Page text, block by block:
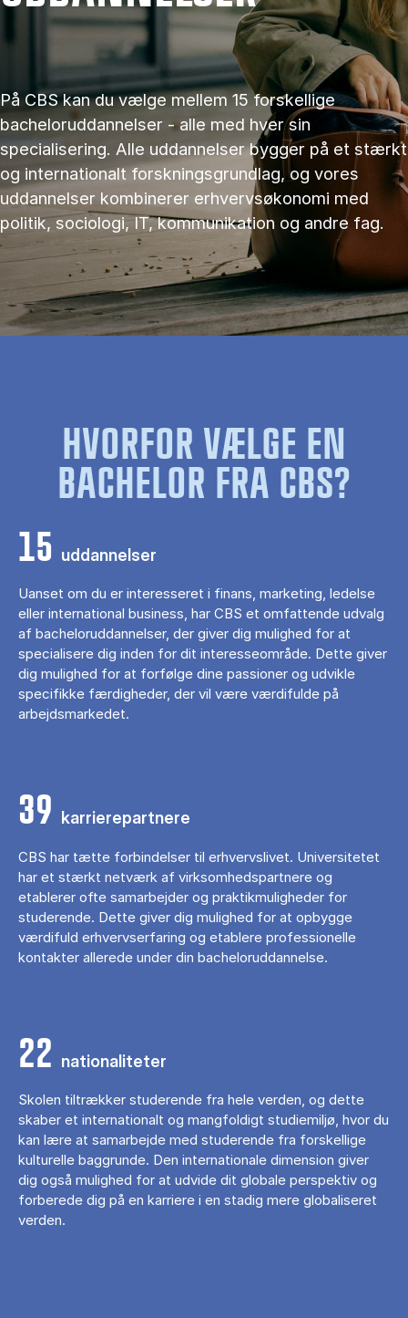
På CBS kan du vælge mellem 15 forskellige
bacheloruddannelser - alle med hver sin
specialisering. Alle uddannelser bygger på et stærkt
og internationalt forskningsgrundlag, og vores
uddannelser kombinerer erhvervsøkonomi med
politik, sociologi, IT, kommunikation og andre fag.
HVORFOR VÆLGE EN
BACHELOR FRA CBS?
15 uddannelser
Uanset om du er interesseret i finans, marketing, ledelse
eller international business, har CBS et omfattende udvalg
af bacheloruddannelser, der giver dig mulighed for at
specialisere dig inden for dit interesseområde. Dette giver
dig mulighed for at forfølge dine passioner og udvikle
specifikke færdigheder, der vil være værdifulde på
arbejdsmarkedet.
39 karrierepartnere
CBS har tætte forbindelser til erhvervslivet. Universitetet
har et stærkt netværk af virksomhedspartnere og
etablerer ofte samarbejder og praktikmuligheder for
studerende. Dette giver dig mulighed for at opbygge
værdifuld erhvervserfaring og etablere professionelle
kontakter allerede under din bacheloruddannelse.
22 nationaliteter
Skolen tiltrækker studerende fra hele verden, og dette
skaber et internationalt og mangfoldigt studiemiljø, hvor du
kan lære at samarbejde med studerende fra forskellige
kulturelle baggrunde. Den internationale dimension giver
dig også mulighed for at udvide dit globale perspektiv og
forberede dig på en karriere i en stadig mere globaliseret
verden.